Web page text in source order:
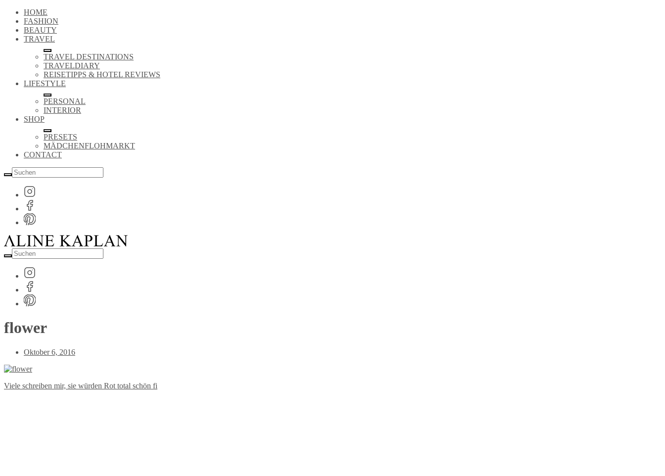
HOME
FASHION
BEAUTY
TRAVEL
TRAVEL DESTINATIONS
TRAVELDIARY
REISETIPPS & HOTEL REVIEWS
LIFESTYLE
PERSONAL
INTERIOR
SHOP
PRESETS
MÄDCHENFLOHMARKT
CONTACT
Suche
nach:
Suche
nach:
flower
Post
Oktober 6, 2016
Viele schreiben mir, sie würden Rot total schön fi